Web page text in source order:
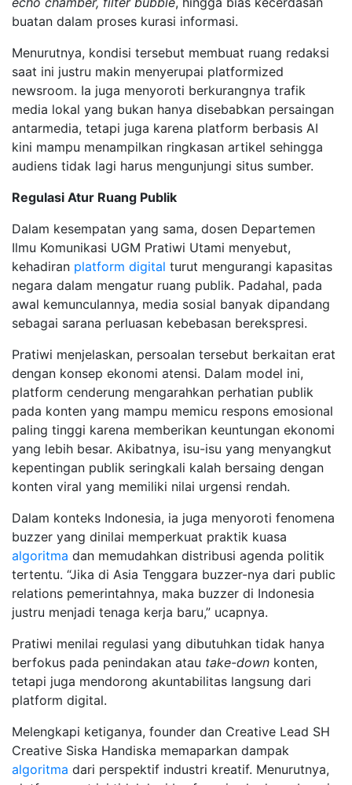
buatan dalam proses kurasi informasi.
Menurutnya, kondisi tersebut membuat ruang redaksi
saat ini justru makin menyerupai platformized
newsroom. Ia juga menyoroti berkurangnya trafik
media lokal yang bukan hanya disebabkan persaingan
antarmedia, tetapi juga karena platform berbasis AI
kini mampu menampilkan ringkasan artikel sehingga
audiens tidak lagi harus mengunjungi situs sumber.
Regulasi Atur Ruang Publik
Dalam kesempatan yang sama, dosen Departemen
Ilmu Komunikasi UGM Pratiwi Utami menyebut,
kehadiran platform digital turut mengurangi kapasitas
negara dalam mengatur ruang publik. Padahal, pada
awal kemunculannya, media sosial banyak dipandang
sebagai sarana perluasan kebebasan berekspresi.
Pratiwi menjelaskan, persoalan tersebut berkaitan erat
dengan konsep ekonomi atensi. Dalam model ini,
platform cenderung mengarahkan perhatian publik
pada konten yang mampu memicu respons emosional
paling tinggi karena memberikan keuntungan ekonomi
yang lebih besar. Akibatnya, isu-isu yang menyangkut
kepentingan publik seringkali kalah bersaing dengan
konten viral yang memiliki nilai urgensi rendah.
Dalam konteks Indonesia, ia juga menyoroti fenomena
buzzer yang dinilai memperkuat praktik kuasa
algoritma dan memudahkan distribusi agenda politik
tertentu. “Jika di Asia Tenggara buzzer-nya dari public
relations pemerintahnya, maka buzzer di Indonesia
justru menjadi tenaga kerja baru,” ucapnya.
Pratiwi menilai regulasi yang dibutuhkan tidak hanya
berfokus pada penindakan atau take-down konten,
tetapi juga mendorong akuntabilitas langsung dari
platform digital.
Melengkapi ketiganya, founder dan Creative Lead SH
Creative Siska Handiska memaparkan dampak
algoritma dari perspektif industri kreatif. Menurutnya,